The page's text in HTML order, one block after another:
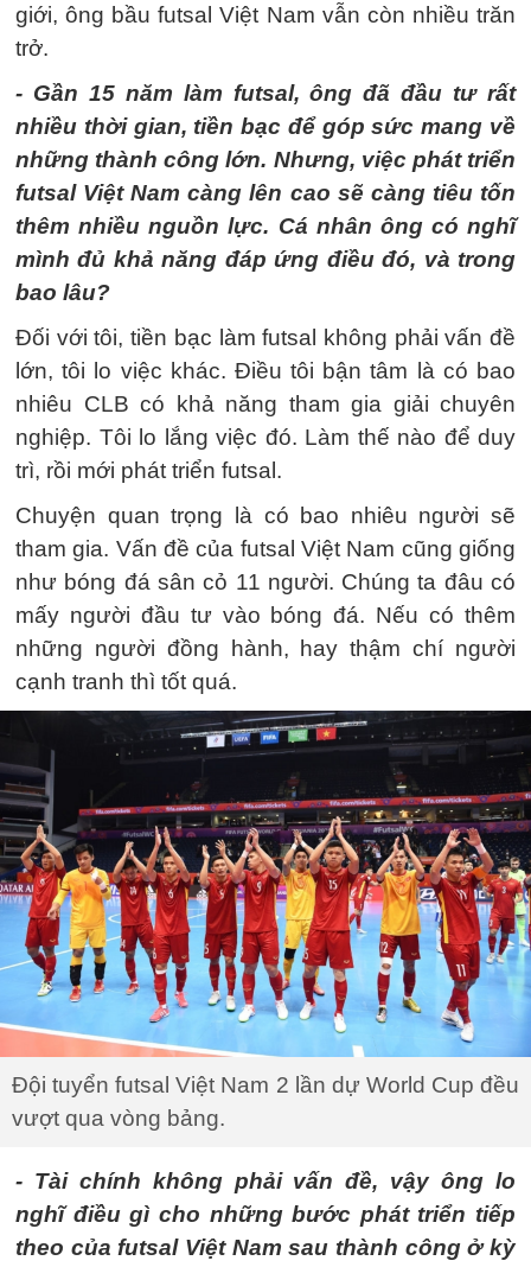
giới, ông bầu futsal Việt Nam vẫn còn nhiều trăn
trở.
- Gần 15 năm làm futsal, ông đã đầu tư rất
nhiều thời gian, tiền bạc để góp sức mang về
những thành công lớn. Nhưng, việc phát triển
futsal Việt Nam càng lên cao sẽ càng tiêu tốn
thêm nhiều nguồn lực. Cá nhân ông có nghĩ
mình đủ khả năng đáp ứng điều đó, và trong
bao lâu?
Đối với tôi, tiền bạc làm futsal không phải vấn đề
lớn, tôi lo việc khác. Điều tôi bận tâm là có bao
nhiêu CLB có khả năng tham gia giải chuyên
nghiệp. Tôi lo lắng việc đó. Làm thế nào để duy
trì, rồi mới phát triển futsal.
Chuyện quan trọng là có bao nhiêu người sẽ
tham gia. Vấn đề của futsal Việt Nam cũng giống
như bóng đá sân cỏ 11 người. Chúng ta đâu có
mấy người đầu tư vào bóng đá. Nếu có thêm
những người đồng hành, hay thậm chí người
cạnh tranh thì tốt quá.
Đội tuyển futsal Việt Nam 2 lần dự World Cup đều
vượt qua vòng bảng.
- Tài chính không phải vấn đề, vậy ông lo
nghĩ điều gì cho những bước phát triển tiếp
theo của futsal Việt Nam sau thành công ở kỳ